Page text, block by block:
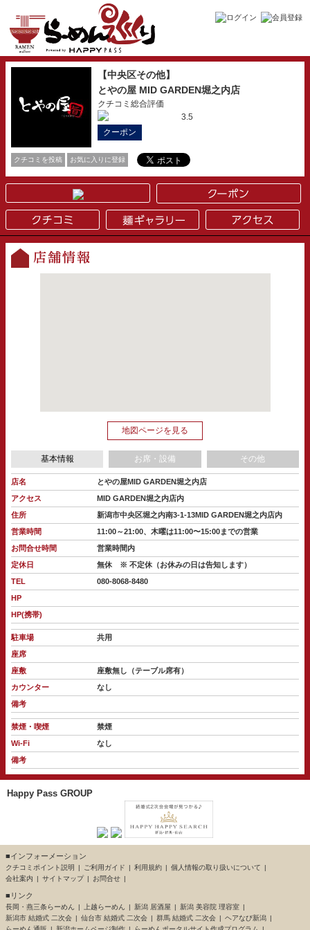
【中央区その他】
とやの屋 MID GARDEN堀之内店
クチコミ総合評価
3.5
クーポン
クチコミを投稿 お気に入りに登録
地図ページを見る
基本情報 お席・設備 その他
店名
とやの屋MID GARDEN堀之内店
アクセス
MID GARDEN堀之内店内
住所
新潟市中央区堀之内南3-1-13MID GARDEN堀之内店内
営業時間
11:00～21:00、木曜は11:00〜15:00までの営業
お問合せ時間
営業時間内
定休日
無休 ※ 不定休（お休みの日は告知します）
TEL
080-8068-8480
HP
HP(携帯)
駐車場
共用
座席
座敷
座敷無し（テーブル席有）
カウンター
なし
備考
禁煙・喫煙
禁煙
Wi-Fi
なし
備考
Happy Pass GROUP
■インフォーメーション
クチコミポイント説明 ご利用ガイド 利用規約
個人情報の取り扱いについて
会社案内
サイトマップ お問合せ
■リンク
長岡・燕三条らーめん 上越らーめん 新潟 居酒屋
新潟 美容院 理容室
新潟市 結婚式 二次会
仙台市 結婚式 二次会 群馬 結婚式 二次会
ヘアなび新潟